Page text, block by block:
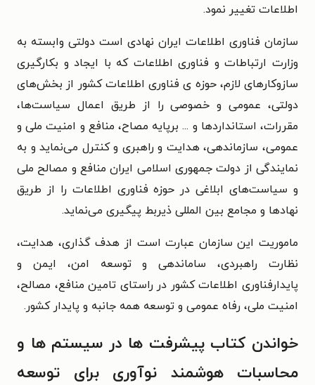
اطلاعات تغییر نمود.
سازمان فناوری اطلاعات ایران نهادی است دولتی وابسته به
وزارت ارتباطات و فناوری اطلاعات که با ایجاد و بکارگیری
سازوکارهای لازم، حوزه ی فناوری اطلاعات کشور از بخش‌های
دولتی، عمومی و خصوصی را از طریق اعمال سیاست‌ها،
مقررات، استانداردها و ... برپایه مصاح، منافع و امنیت ملی و
عمومی، سازماندهی، هدایت و راهبری و کنترل می‌نماید و به
نمایندگی از دولت جمهوری اسلامی ایران منافع و مصالح ملی
و سیاست‌های ابلاغی در حوزه فناوری اطلاعات را از طریق
نهادها و مجامع بین المللی ذیربط پیگیری می‌نماید.
ماموریت این سازمان عبارت است از هدف گذاری، هدایت،
نظارت راهبردی، ساماندهی و توسعه امن، ایمن و
پایدارفناوری اطلاعات کشور در راستای تامین منافع، مصالح،
امنیت ملی، رفاه عمومی و توسعه همه جانبه و پایدار کشور.
خواندن کتاب پیشرفت ها در سیستم ها و
محاسبات هوشمند نوآوری برای توسعه